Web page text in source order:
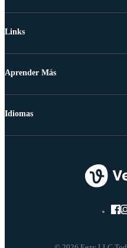
Links
Aprender Más
Idiomas